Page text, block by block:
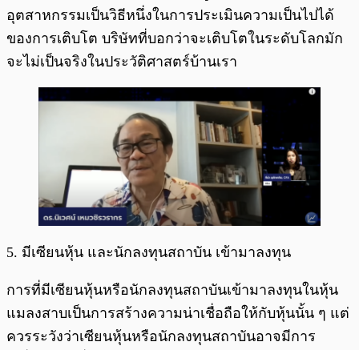
อุตสาหกรรมเป็นวิธีหนึ่งในการประเมินความเป็นไปได้
ของการเติบโต บริษัทที่บอกว่าจะเติบโตในระดับโลกมัก
จะไม่เป็นจริงในประวัติศาสตร์บ้านเรา
5. มีเซียนหุ้น และนักลงทุนสถาบัน เข้ามาลงทุน
การที่มีเซียนหุ้นหรือนักลงทุนสถาบันเข้ามาลงทุนในหุ้น
แมลงสาบเป็นการสร้างความน่าเชื่อถือให้กับหุ้นนั้น ๆ แต่
ควรระวังว่าเซียนหุ้นหรือนักลงทุนสถาบันอาจมีการ